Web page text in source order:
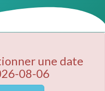
une date
08-06